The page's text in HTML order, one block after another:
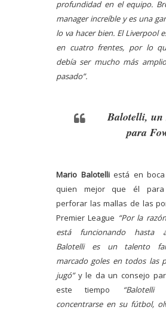
profundidad en el equipo.
manager increíble y es una
lo va hacer bien. El Liverpool
en cuatro frentes, por lo
debía ser mucho más
pasado”.
Balotelli, un
para
Mario Balotelli está en
quien mejor que él
perforar las mallas de las
Premier League “Por la
está funcionando hasta
Balotelli es un talento
marcado goles en todos las
jugó”y le da un consejo
este tiempo
concentrarse en su fútbol,